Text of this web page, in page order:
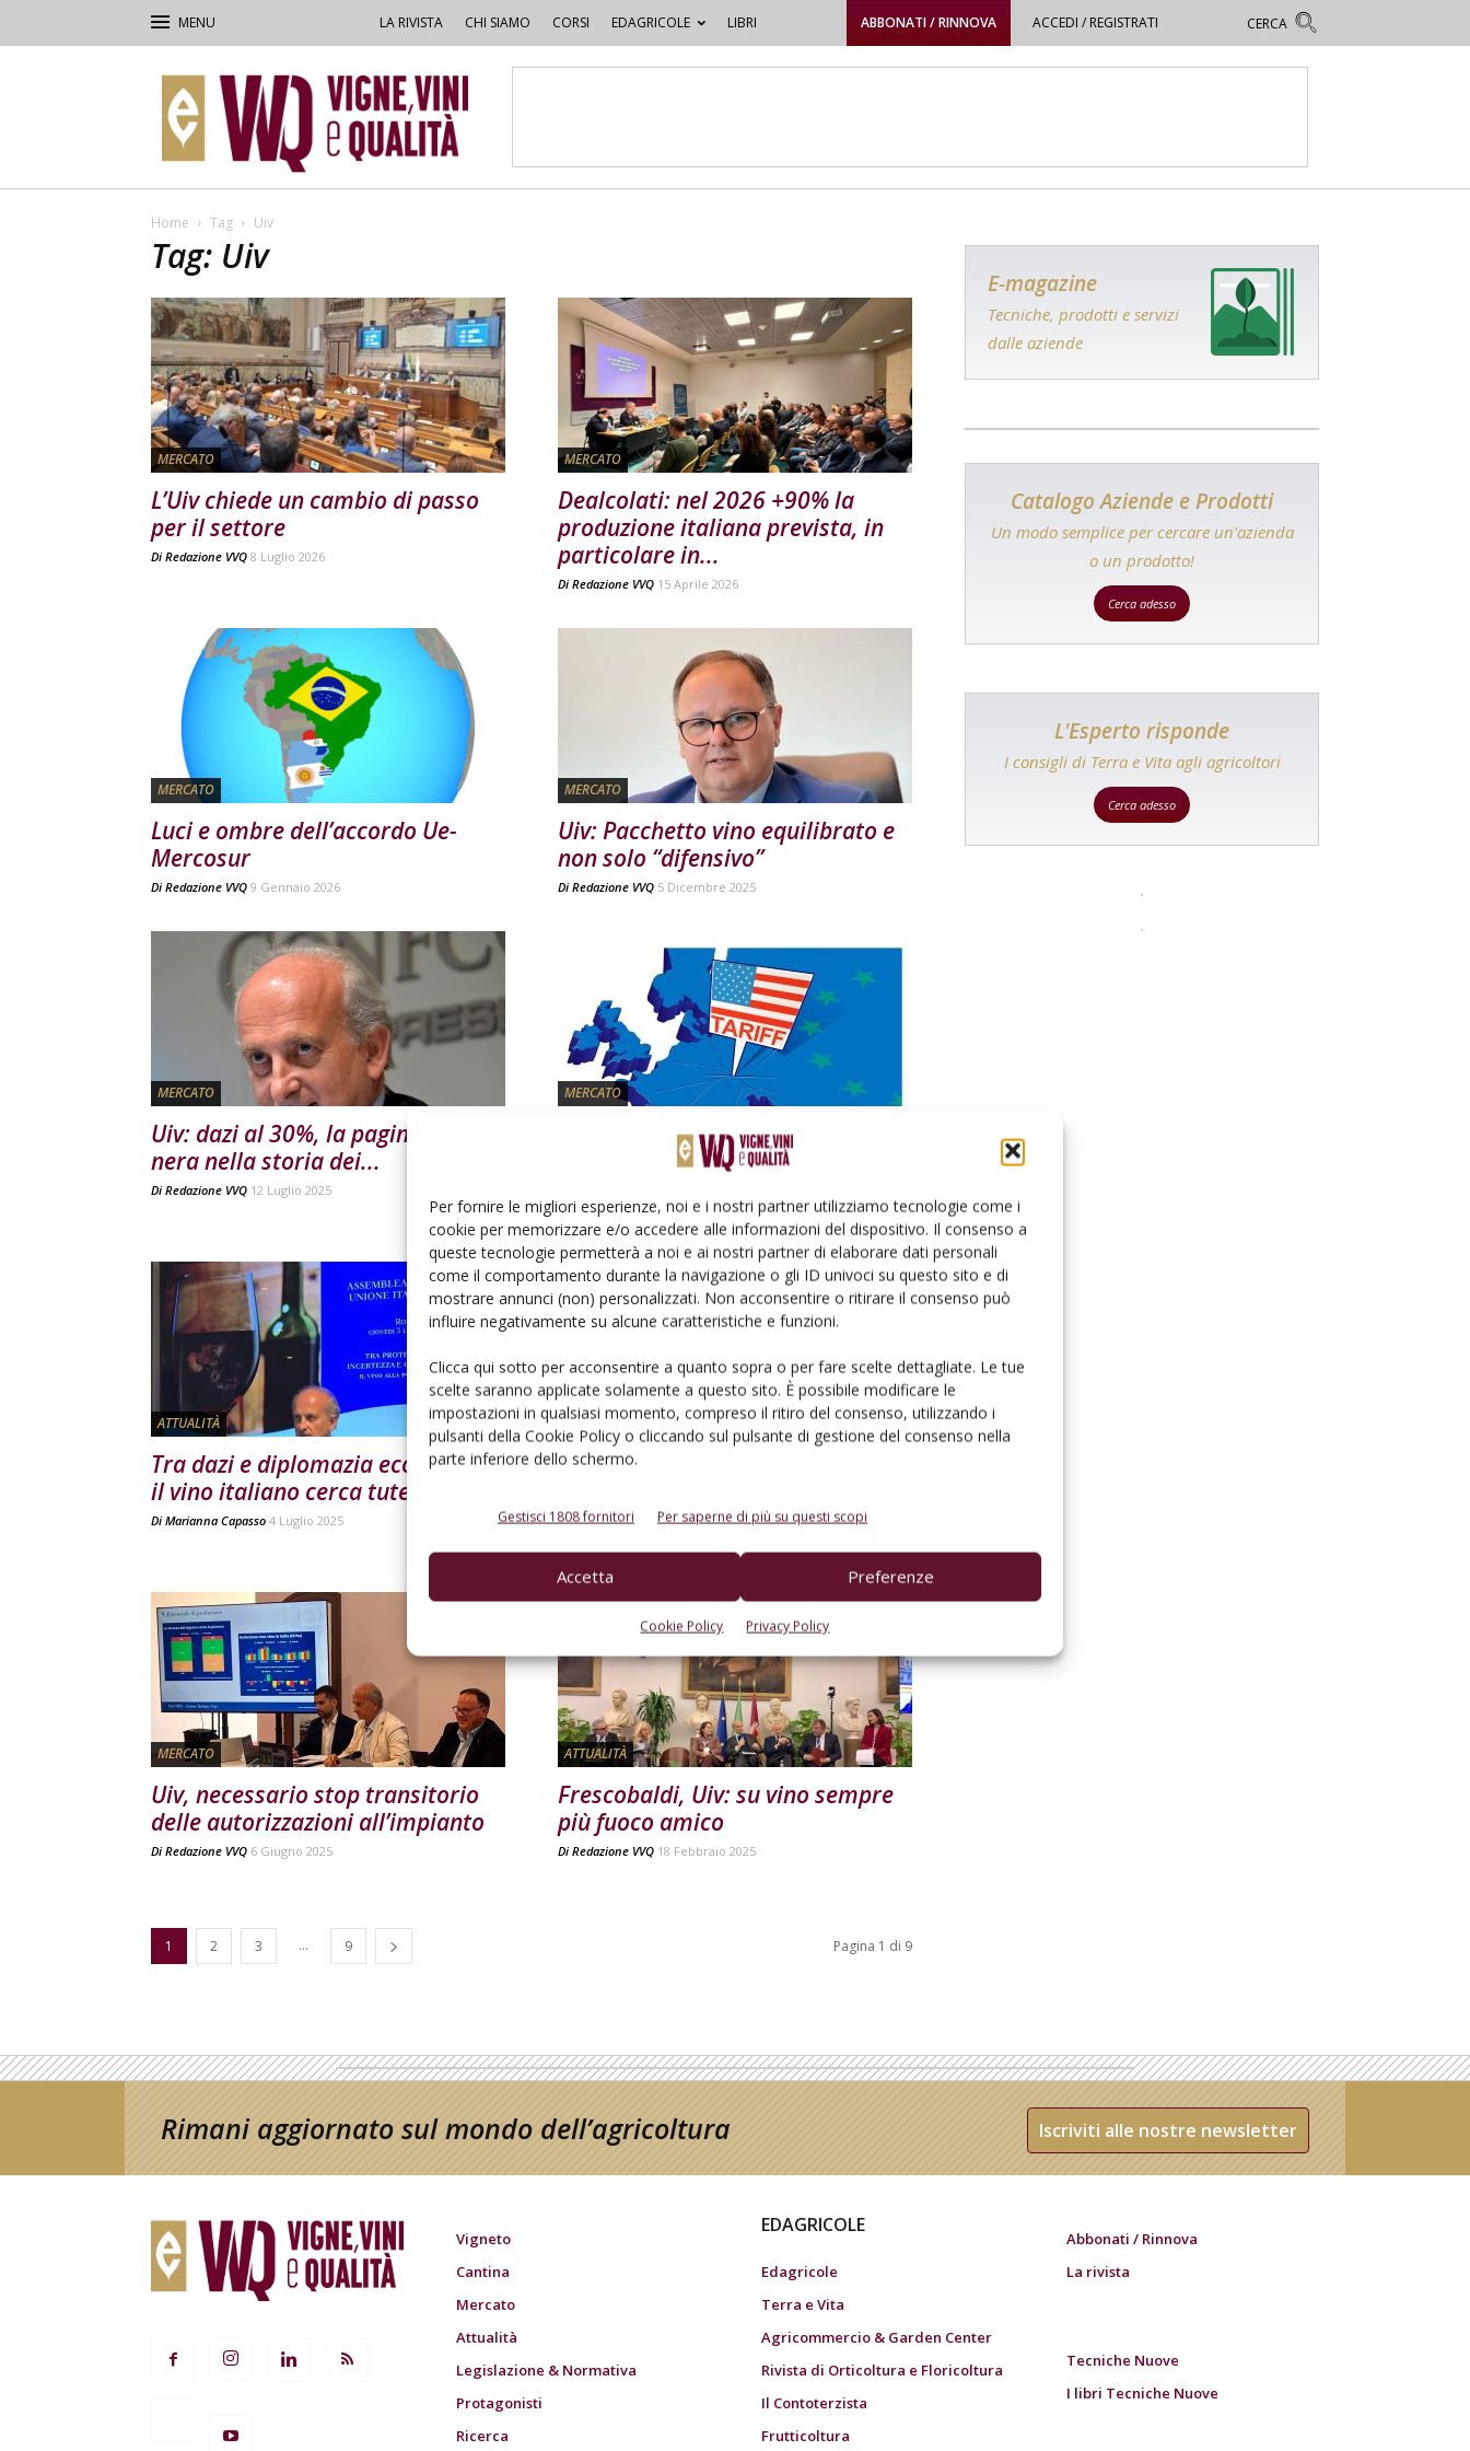
Per fornire le migliori esperienze, noi e i nostri partner utilizziamo tecnologie come i
cookie per memorizzare e/o accedere alle informazioni del dispositivo. Il consenso a
queste tecnologie permetterà a noi e ai nostri partner di elaborare dati personali
come il comportamento durante la navigazione o gli ID univoci su questo sito e di
mostrare annunci (non) personalizzati. Non acconsentire o ritirare il consenso può
influire negativamente su alcune caratteristiche e funzioni.
Clicca qui sotto per acconsentire a quanto sopra o per fare scelte dettagliate. Le tue
scelte saranno applicate solamente a questo sito. È possibile modificare le
impostazioni in qualsiasi momento, compreso il ritiro del consenso, utilizzando i
pulsanti della Cookie Policy o cliccando sul pulsante di gestione del consenso nella
parte inferiore dello schermo.
Gestisci 1808 fornitori Per saperne di più su questi scopi
Accetta Preferenze
Cookie Policy Privacy Policy
LA RIVISTA CHI SIAMO CORSI EDAGRICOLE LIBRI ABBONATI / RINNOVA ACCEDI / REGISTRATI
–
Vigne,
Vini
&
Home Tag Uiv
Tag: Uiv
MERCATO
L’Uiv chiede un cambio di passo
per il settore
Di Redazione VVQ 8 Luglio 2026
MERCATO
Dealcolati: nel 2026 +90% la
produzione italiana prevista, in
particolare in...
Di Redazione VVQ 15 Aprile 2026
MERCATO
Luci e ombre dell’accordo Ue-
Mercosur
Di Redazione VVQ 9 Gennaio 2026
MERCATO
Uiv: Pacchetto vino equilibrato e
non solo “difensivo”
Di Redazione VVQ 5 Dicembre 2025
MERCATO
Uiv: dazi al 30%, la pagina più
nera nella storia dei...
Di Redazione VVQ 12 Luglio 2025
MERCATO
Dazi: appello della Us Wine Trade
Alliance a produttori e
Di Redazione VVQ 12 Luglio 2025
ATTUALITÀ
Tra dazi e diplomazia economica,
il vino italiano cerca tutele
Di Marianna Capasso 4 Luglio 2025
ATTUALITÀ
Vigneto Italia: i punti caldi
Uiv
DiRedazione VVQ 3 Luglio 2025
MERCATO
Uiv, necessario stop transitorio
delle autorizzazioni all’impianto
Di Redazione VVQ 6 Giugno 2025
ATTUALITÀ
Frescobaldi, Uiv: su vino sempre
più fuoco amico
Di Redazione VVQ 18 Febbraio 2025
1 2 3 ... 9 Pagina 1 di 9
E-magazine
Tecniche, prodotti e servizi
dalle aziende
Catalogo Aziende e Prodotti
Un modo semplice per cercare un'azienda
o un prodotto!
Cerca adesso
L'Esperto risponde
I consigli di Terra e Vita agli agricoltori
Cerca adesso
Rimani aggiornato sul mondo dell’agricoltura Iscriviti alle nostre newsletter
Vigneto
Cantina
Mercato
Attualità
Legislazione & Normativa
Protagonisti
Ricerca
EDAGRICOLE
Edagricole
Terra e Vita
Agricommercio & Garden Center
Rivista di Orticoltura e Floricoltura
Il Contoterzista
Frutticoltura
Abbonati / Rinnova
La rivista
Tecniche Nuove
I libri Tecniche Nuove